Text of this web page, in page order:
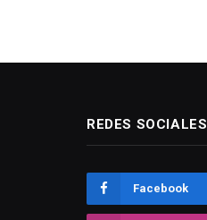
REDES SOCIALES
Facebook